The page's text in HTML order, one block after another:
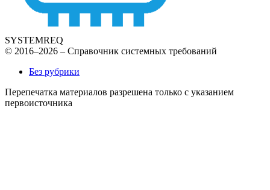
SYSTEMREQ
© 2016–2026 – Справочник системных требований
Без рубрики
Перепечатка материалов разрешена только с указанием
первоисточника